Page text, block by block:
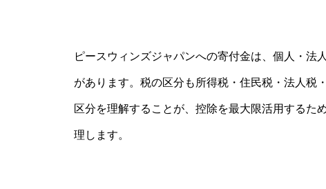
ピースウィンズジャパンへの寄付金は、個人・法
があります。税の区分も所得税・住民税・法人税
区分を理解することが、控除を最大限活用するた
理します。